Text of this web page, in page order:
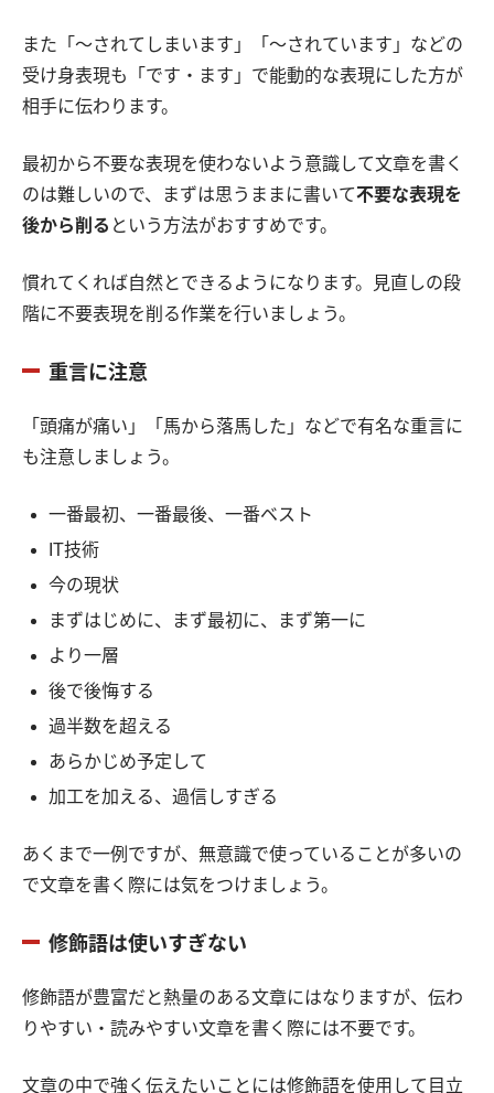
また「〜されてしまいます」「〜されています」などの
受け身表現も「です・ます」で能動的な表現にした方が
相手に伝わります。
最初から不要な表現を使わないよう意識して文章を書く
のは難しいので、まずは思うままに書いて不要な表現を
後から削る という方法がおすすめです。
慣れてくれば自然とできるようになります。見直しの段
階に不要表現を削る作業を行いましょう。
重言に注意
「頭痛が痛い」「馬から落馬した」などで有名な重言に
も注意しましょう。
一番最初、一番最後、一番ベスト
IT技術
今の現状
まずはじめに、まず最初に、まず第一に
より一層
後で後悔する
過半数を超える
あらかじめ予定して
加工を加える、過信しすぎる
あくまで一例ですが、無意識で使っていることが多いの
で文章を書く際には気をつけましょう。
修飾語は使いすぎない
修飾語が豊富だと熱量のある文章にはなりますが、伝わ
りやすい・読みやすい文章を書く際には不要です。
文章の中で強く伝えたいことには修飾語を使用して目立